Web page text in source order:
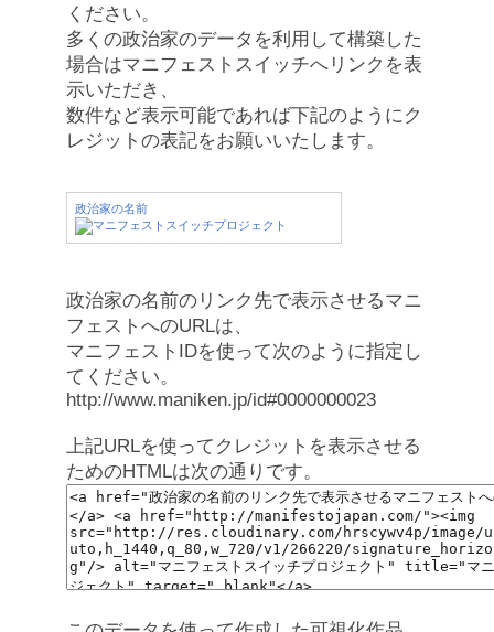
ください。
多くの政治家のデータを利用して構築した
場合はマニフェストスイッチへリンクを表
示いただき、
数件など表示可能であれば下記のようにク
レジットの表記をお願いいたします。
政治家の名前
政治家の名前のリンク先で表示させるマニ
フェストへのURLは、
マニフェストIDを使って次のように指定し
てください。
http://www.maniken.jp/id#0000000023
上記URLを使ってクレジットを表示させる
ためのHTMLは次の通りです。